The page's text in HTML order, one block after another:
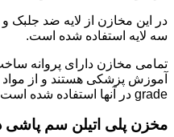
در این مخازن از لایه ضد
سه لایه استفاده شده است.
تمامی مخازن دارای پروانه
grade در آنها استفاده شده است.
مخزن پلی اتیلن سم پاشی